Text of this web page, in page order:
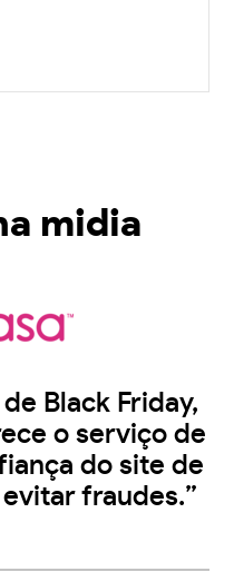
midia
Black Friday,
o serviço de
do site de
fraudes.”